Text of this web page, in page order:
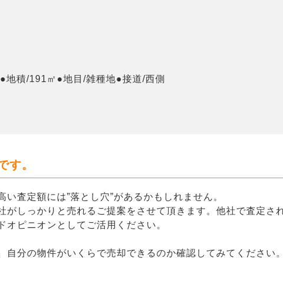
地積/191㎡●地目/雑種地●接道/西側
す。
査定額には”落とし穴”があるかもしれません。
しっかりと売れるご提案をさせて頂きます。他社で査定さ
ピニオンとしてご活用ください。
分の物件がいくらで売却できるのか確認してみてください。